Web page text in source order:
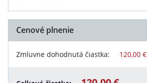
Cenové plnenie
Zmluvne dohodnutá čiastka: 120,00 €